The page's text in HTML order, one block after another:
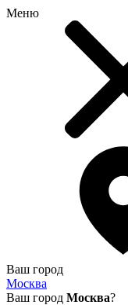
Меню
Ваш город
Москва
Ваш город Москва?